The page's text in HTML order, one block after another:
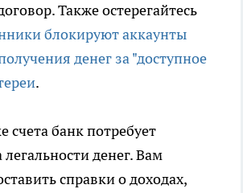
Также остерегайтесь
блокируют аккаунты
денег за "доступное
.
счета банк потребует
легальности денег. Вам
справки о доходах,